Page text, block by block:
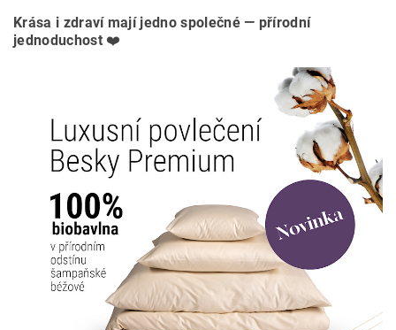
Krása i zdraví mají jedno společné — přírodní
jednoduchost❤️